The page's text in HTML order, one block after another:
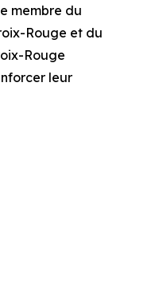
membre du
Rouge et du
Rouge
leur